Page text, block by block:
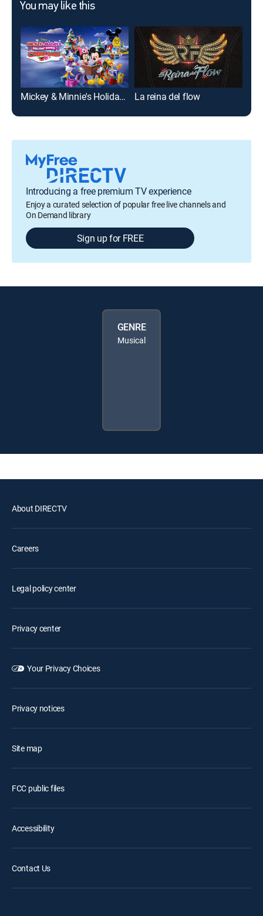
You may like this
Mickey & Minnie's Holiday Songs: Christmas La reina del flow
Introducing a free premium TV experience
Enjoy a curated selection of popular free live channels and
On Demand library
Sign up for FREE
GENRE
Musical
About DIRECTV
Careers
Legal policy center
Privacy center
Your Privacy Choices
Privacy notices
Site map
FCC public files
Accessibility
Contact Us